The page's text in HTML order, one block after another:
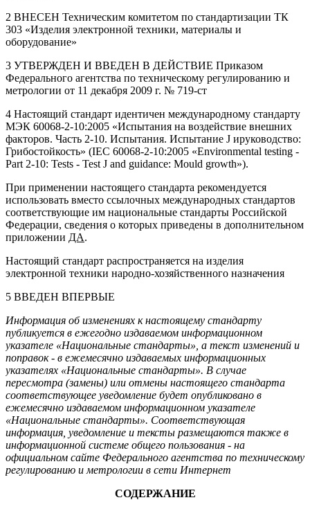
2 ВНЕСЕН Техническим комитетом по стандартизации ТК
303 «Изделия электронной техники, материалы и
оборудование»
3 УТВЕРЖДЕН И ВВЕДЕН В ДЕЙСТВИЕ Приказом
Федерального агентства по техническому регулированию и
метрологии от 11 декабря 2009 г. № 719-ст
4 Настоящий стандарт идентичен международному стандарту
МЭК 60068-2-10:2005 «Испытания на воздействие внешних
факторов. Часть 2-10. Испытания. Испытание J ируководство:
Грибостойкость» (IEC 60068-2-10:2005 «Environmental testing -
Part 2-10: Tests - Test J and guidance: Mould growth»).
При применении настоящего стандарта рекомендуется
использовать вместо ссылочных международных стандартов
соответствующие им национальные стандарты Российской
Федерации, сведения о которых приведены в дополнительном
приложении ДА.
Настоящий стандарт распространяется на изделия
электронной техники народно-хозяйственного назначения
5 ВВЕДЕН ВПЕРВЫЕ
Информация об изменениях к настоящему стандарту
публикуется в ежегодно издаваемом информационном
указателе «Национальные стандарты», а текст изменений и
поправок - в ежемесячно издаваемых информационных
указателях «Национальные стандарты». В случае
пересмотра (замены) или отмены настоящего стандарта
соответствующее уведомление будет опубликовано в
ежемесячно издаваемом информационном указателе
«Национальные стандарты». Соответствующая
информация, уведомление и тексты размещаются также в
информационной системе общего пользования - на
официальном сайте Федерального агентства по техническому
регулированию и метрологии в сети Интернет
СОДЕРЖАНИЕ